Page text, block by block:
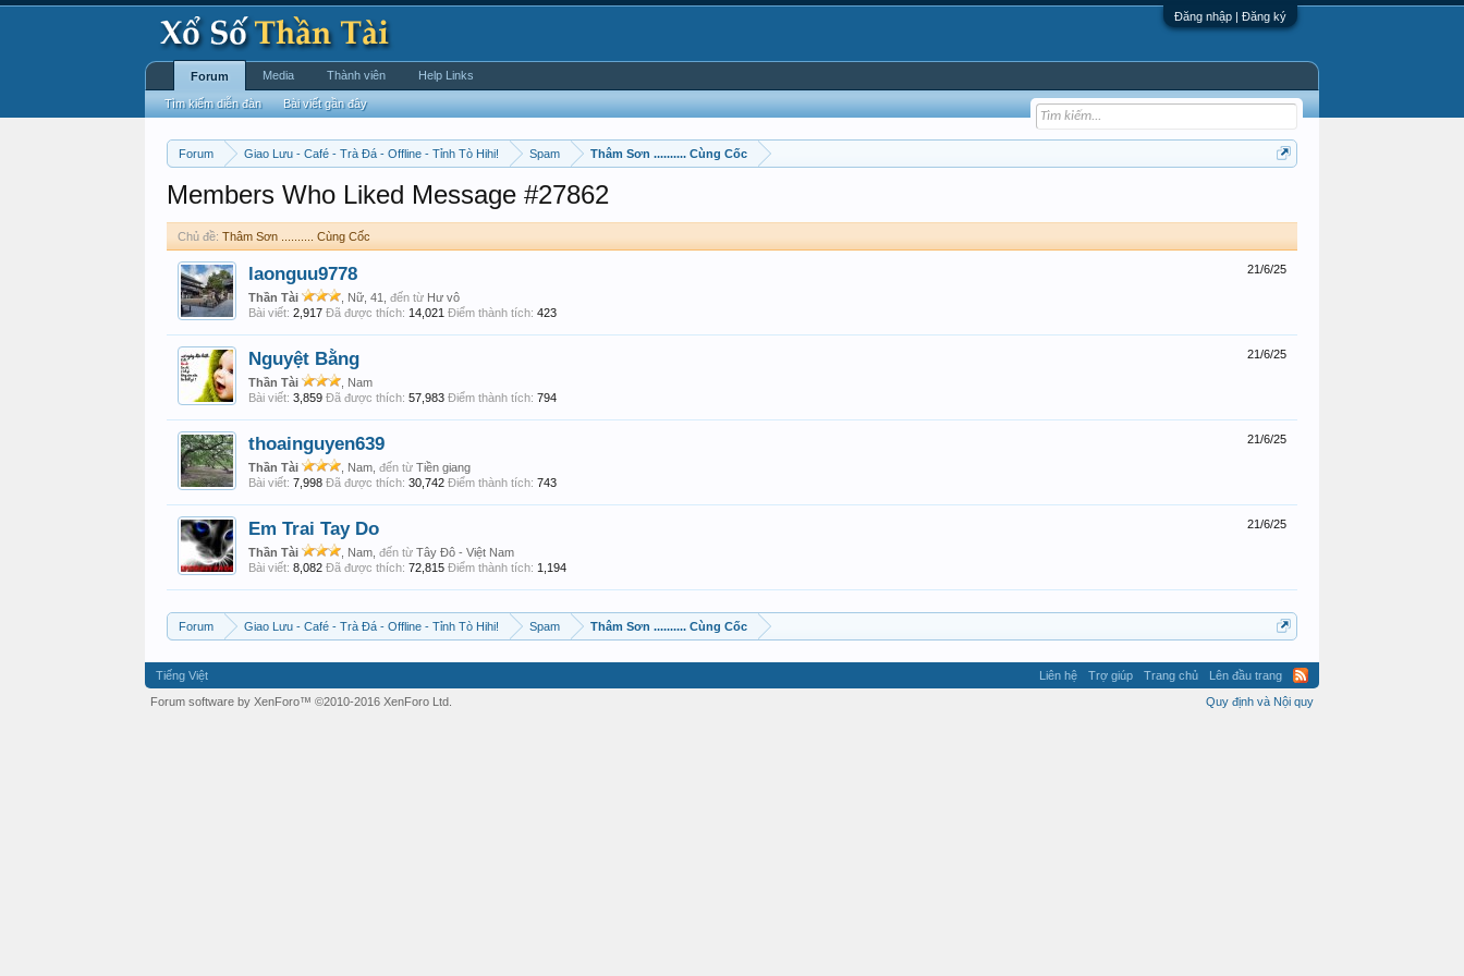
Đăng nhập | Đăng ký
Forum Giao Lưu - Café - Trà Đá - Offline - Tỉnh Tò Hihi! Spam Thâm Sơn .......... Cùng Cốc
Members Who Liked Message #27862
Chủ đề: Thâm Sơn .......... Cùng Cốc
21/6/25
laonguu9778
Thần Tài , Nữ, 41, đến từ Hư vô
Bài viết: 2,917 Đã được thích: 14,021 Điểm thành tích: 423
21/6/25
Nguyệt Bằng
Thần Tài
, Nam
Bài viết: 3,859 Đã được thích: 57,983 Điểm thành tích: 794
21/6/25
thoainguyen639
Thần Tài , Nam, đến từ Tiền giang
Bài viết: 7,998 Đã được thích: 30,742 Điểm thành tích: 743
21/6/25
Em Trai Tay Do
Thần Tài , Nam, đến từ Tây Đô - Việt Nam
Bài viết: 8,082 Đã được thích: 72,815 Điểm thành tích: 1,194
Forum Giao Lưu - Café - Trà Đá - Offline - Tỉnh Tò Hihi! Spam Thâm Sơn .......... Cùng Cốc
Forum
Tìm kiếm diễn đàn Bài viết gần đây
Media Thành viên Help Links
Tiếng Việt Liên hệ Trợ giúp Trang chủ
Lên đầu trang
Quy định và Nội quy
Forum software by XenForo™ ©2010-2016 XenForo Ltd.